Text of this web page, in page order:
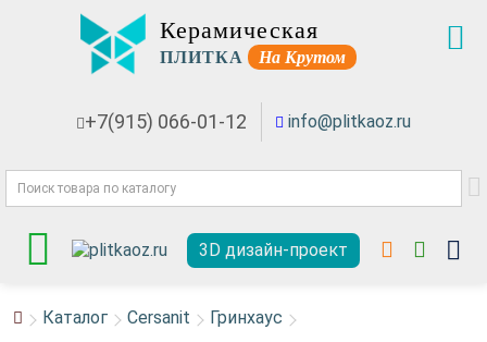
Керамическая
ПЛИТКА На Крутом
+7(915) 066-01-12 info@plitkaoz.ru
3D дизайн-проект
Каталог Cersanit Гринхаус